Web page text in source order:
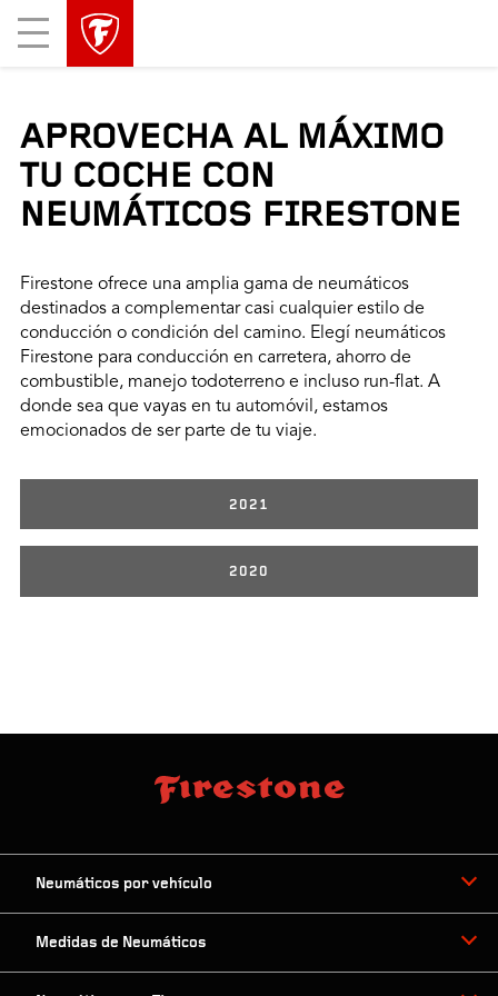
Mobile
Menu
APROVECHA AL MÁXIMO
TU COCHE CON
NEUMÁTICOS FIRESTONE
Firestone ofrece una amplia gama de neumáticos
destinados a complementar casi cualquier estilo de
conducción o condición del camino. Elegí neumáticos
Firestone para conducción en carretera, ahorro de
combustible, manejo todoterreno e incluso run-flat. A
donde sea que vayas en tu automóvil, estamos
emocionados de ser parte de tu viaje.
2021
2020
Neumáticos por vehículo
Medidas de Neumáticos